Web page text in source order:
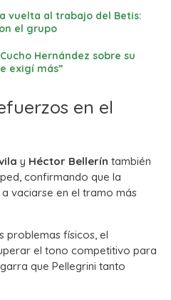
vuelta al trabajo del Betis:
el grupo
Hernández sobre su
exigí más”
en el
y Héctor Bellerín también
confirmando que la
vaciarse en el tramo más
problemas físicos, el
el tono competitivo para
que Pellegrini tanto